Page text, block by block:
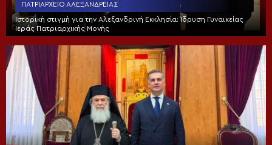
ΠΑΤΡΙΑΡΧΕΊΟ ΑΛΕΞΑΝΔΡΕΊΑΣ
Ιστορική στιγμή για την Αλεξανδρινή Εκκλησία: Ίδρυση Γυναικείας
Ιεράς Πατριαρχικής Μονής